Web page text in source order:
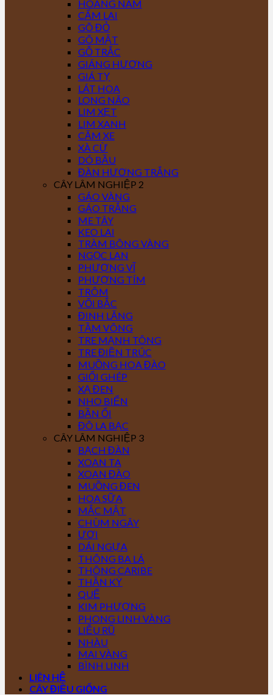
HOÀNG NAM
CẨM LAI
GÕ ĐỎ
GÕ MẬT
GỖ TRẮC
GIÁNG HƯƠNG
GIÁ TỴ
LÁT HOA
LONG NÃO
LIM XẸT
LIM XANH
CĂM XE
XÀ CỪ
DÓ BẦU
ĐÀN HƯƠNG TRẮNG
CÂY LÂM NGHIỆP 2
GÁO VÀNG
GÁO TRẮNG
ME TÂY
KEO LAI
TRÀM BÔNG VÀNG
NGỌC LAN
PHƯỢNG VĨ
PHƯỢNG TÍM
TRÔM
VỐI BẮC
ĐINH LĂNG
TẦM VÔNG
TRE MẠNH TÔNG
TRE ĐIỀN TRÚC
MUỒNG HOA ĐÀO
GIỔI GHÉP
XẠ ĐEN
NHO BIỂN
BẦN ỔI
ĐÔ LA BẠC
CÂY LÂM NGHIỆP 3
BẠCH ĐÀN
XOAN TA
XOAN ĐÀO
MUỒNG ĐEN
HOA SỮA
MẮC MẬT
CHÙM NGÂY
ƯƠI
DÁI NGỰA
THÔNG BA LÁ
THÔNG CARIBE
THẦN KỲ
QUẾ
KIM PHƯỢNG
PHONG LINH VÀNG
LIỄU RŨ
NHÀU
MAI VÀNG
BÌNH LINH
LIÊN HỆ
CÂY ĐIỀU GIỐNG